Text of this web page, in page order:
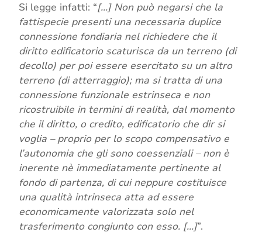
Si legge infatti: “[…] Non può negarsi che la
fattispecie presenti una necessaria duplice
connessione fondiaria nel richiedere che il
diritto edificatorio scaturisca da un terreno (di
decollo) per poi essere esercitato su un altro
terreno (di atterraggio); ma si tratta di una
connessione funzionale estrinseca e non
ricostruibile in termini di realità, dal momento
che il diritto, o credito, edificatorio che dir si
voglia – proprio per lo scopo compensativo e
l’autonomia che gli sono coessenziali – non è
inerente nè immediatamente pertinente al
fondo di partenza, di cui neppure costituisce
una qualità intrinseca atta ad essere
economicamente valorizzata solo nel
trasferimento congiunto con esso. […]”.